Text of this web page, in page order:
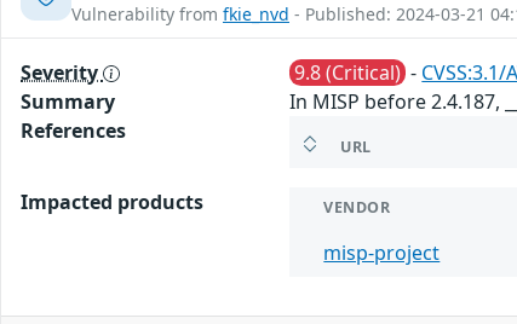
Vulnerability from fkie_nvd - Published: 2024-03-21
Severity 9.8 (Critical) -
Summary
In MISP before
References
URL
Impacted products VENDOR
misp-project